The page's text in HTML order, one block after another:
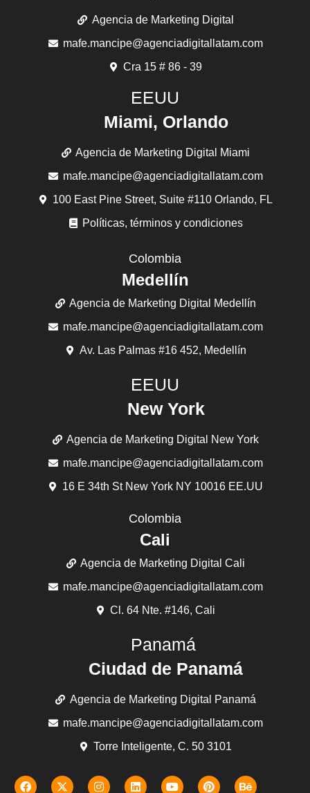
Agencia de Marketing Digital
mafe.mancipe@agenciadigitallatam.com
Cra 15 # 86 - 39
EEUU
Miami, Orlando
Agencia de Marketing Digital Miami
mafe.mancipe@agenciadigitallatam.com
100 East Pine Street, Suite #110 Orlando, FL
Políticas, términos y condiciones
Colombia
Medellín
Agencia de Marketing Digital Medellín
mafe.mancipe@agenciadigitallatam.com
Av. Las Palmas #16 452, Medellín
EEUU
New York
Agencia de Marketing Digital New York
mafe.mancipe@agenciadigitallatam.com
16 E 34th St New York NY 10016 EE.UU
Colombia
Cali
Agencia de Marketing Digital Cali
mafe.mancipe@agenciadigitallatam.com
Cl. 64 Nte. #146, Cali
Panamá
Ciudad de Panamá
Agencia de Marketing Digital Panamá
mafe.mancipe@agenciadigitallatam.com
Torre Inteligente, C. 50 3101